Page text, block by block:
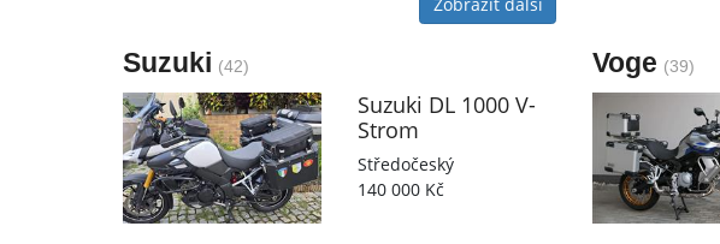
Suzuki (42)
Suzuki DL 1000 V-
Strom
Středočeský
140 000 Kč
Voge (39)